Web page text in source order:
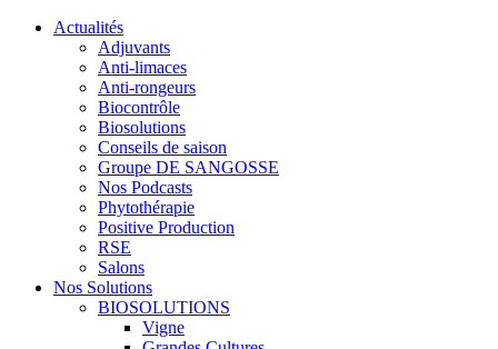
Actualités
Adjuvants
Anti-limaces
Anti-rongeurs
Biocontrôle
Biosolutions
Conseils de saison
Groupe DE SANGOSSE
Nos Podcasts
Phytothérapie
Positive Production
RSE
Salons
Nos Solutions
BIOSOLUTIONS
Vigne